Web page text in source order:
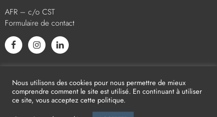
AFR – c/o CST
Formulaire de contact
Nous utilisons des cookies pour nous permettre de mieux
comprendre comment le site est utilisé. En continuant à utiliser
ce site, vous acceptez cette politique.